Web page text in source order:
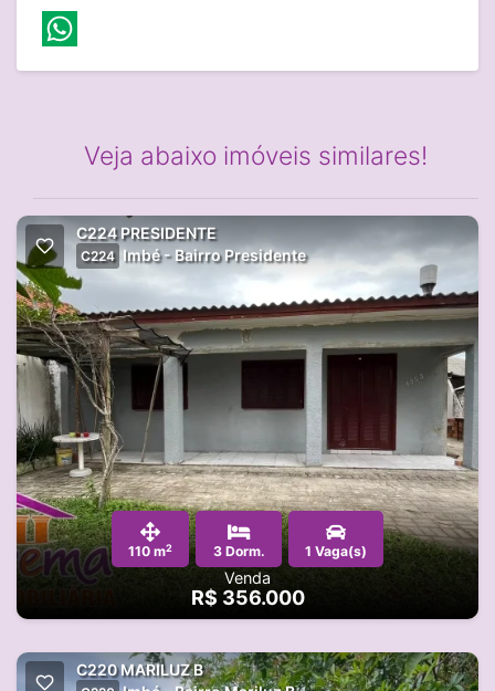
Veja abaixo imóveis similares!
C224 PRESIDENTE
C224 Imbé - Bairro Presidente
110 m2 3 Dorm. 1 Vaga(s)
Venda
R$ 356.000
C220 MARILUZ B